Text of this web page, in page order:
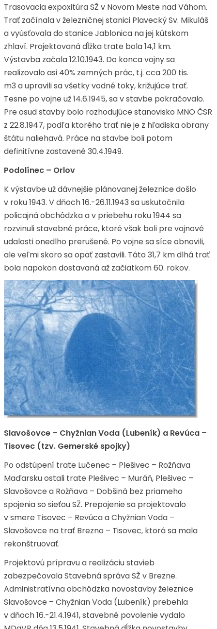
Trasovacia expoxitúra SŽ v Novom Meste nad Váhom.
Trať začínala v železničnej stanici Plavecký Sv. Mikuláš
a vyúsťovala do stanice Jablonica na jej kútskom
zhlaví. Projektovaná dĺžka trate bola 14,1 km.
Výstavba začala 12.10.1943. Do konca vojny sa
realizovalo asi 40% zemných prác, t.j. cca 200 tis.
m3 a upravili sa všetky vodné toky, križujúce trať.
Tesne po vojne už 14.6.1945, sa v stavbe pokračovalo.
Pre osud stavby bolo rozhodujúce stanovisko MNO ČSR
z 22.8.1947, podľa ktorého trať nie je z hľadiska obrany
štátu naliehavá. Práce na stavbe boli potom
definitívne zastavené 30.4.1949.
Podolínec – Orlov
K výstavbe už dávnejšie plánovanej železnice došlo
v roku 1943. V dňoch 16.-26.11.1943 sa uskutočnila
policajná obchôdzka a v priebehu roku 1944 sa
rozvinuli stavebné práce, ktoré však boli pre vojnové
udalosti onedlho prerušené. Po vojne sa síce obnovili,
ale veľmi skoro sa opäť zastavili. Táto 31,7 km dlhá trať
bola napokon dostavaná až začiatkom 60. rokov.
Slavošovce – Chyžnian Voda (Lubeník) a Revúca –
Tisovec (tzv. Gemerské spojky)
Po odstúpení trate Lučenec – Plešivec – Rožňava
Maďarsku ostali trate Plešivec – Muráň, Plešivec –
Slavošovce a Rožňava – Dobšiná bez priameho
spojenia so sieťou SŽ. Prepojenie sa projektovalo
v smere Tisovec – Revúca a Chyžnian Voda –
Slavošovce na trať Brezno – Tisovec, ktorá sa mala
rekonštruovať.
Projektovú prípravu a realizáciu stavieb
zabezpečovala Stavebná správa SŽ v Brezne.
Administratívna obchôdzka novostavby železnice
Slavošovce – Chyžnian Voda (Lubeník) prebehla
v dňoch 16.-21.4.1941, stavebné povolenie vydalo